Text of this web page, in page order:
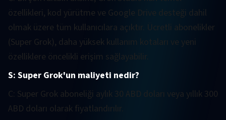
özellikleri, kod yürütme ve Google Drive desteği dahil
olmak üzere tüm kullanıcılara açıktır. Ücretli abonelikler
(Super Grok), daha yüksek kullanım kotaları ve yeni
özelliklere öncelikli erişim sağlayabilir.
S: Super Grok'un maliyeti nedir?
C: Super Grok aboneliği aylık 30 ABD doları veya yıllık 300
ABD doları olarak fiyatlandırılır.